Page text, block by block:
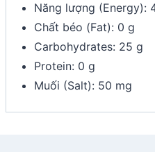
Năng lượng (Energy):
Chất béo (Fat): 0 g
Carbohydrates: 25 g
Protein: 0 g
Muối (Salt): 50 mg